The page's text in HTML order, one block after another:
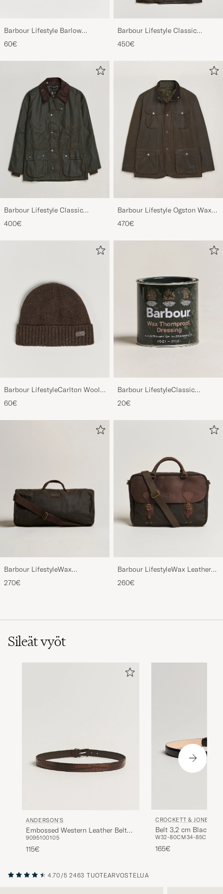
Barbour Lifestyle Barlow
Herringbone Cap Olive
60€
Barbour Lifestyle Classic
Beaufort Jacket Olive
450€
Barbour Lifestyle Classic
Bedale Jacket Olive
400€
Barbour Lifestyle Ogston Waxed
Jacket Olive
470€
Barbour LifestyleCarlton Wool
BeanieMid Brown
60€
Barbour LifestyleClassic
Thornproof Dressing
20€
Barbour LifestyleWax
HoldallOlive
270€
Barbour LifestyleWax Leather
Briefcase Olive
260€
Sileät vyöt
ANDERSON'S
Embossed Western Leather Belt
Tan
9095100105
115€
CROCKETT & JONES
Belt 3,2 cm Black
W32-80CM34-85CM
165€
4.70/5 2463 TUOTEARVOSTELUA